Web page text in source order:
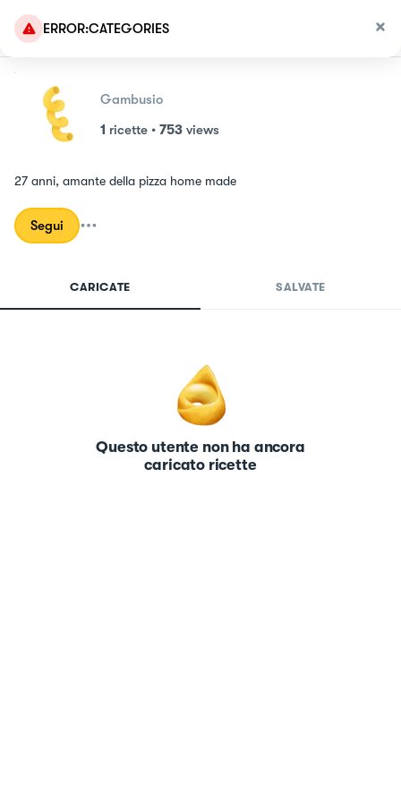
ERROR:CATEGORIES
Gambusio
1 ricette • 753 views
27 anni, amante della pizza home made
Segui
CARICATE SALVATE
Questo utente non ha ancora
caricato ricette